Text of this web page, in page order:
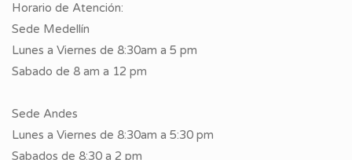
Horario de Atención:
Sede Medellín
Lunes a Viernes de 8:30am a 5 pm
Sabado de 8 am a 12 pm
Sede Andes
Lunes a Viernes de 8:30am a 5:30 pm
Sabados de 8:30 a 2 pm